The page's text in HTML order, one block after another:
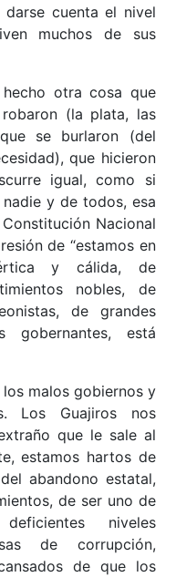
cuenta el nivel
muchos de sus
otra cosa que
(la plata, las
se burlaron (del
que hicieron
igual, como si
y de todos, esa
Nacional
de “estamos en
y cálida, de
nobles, de
de grandes
gobernantes, está
malos gobiernos y
Los Guajiros nos
que le sale al
estamos hartos de
abandono estatal,
de ser uno de
niveles
de corrupción,
de que los